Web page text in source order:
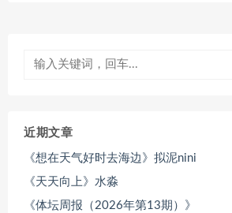
近期文章
《想在天气好时去海边》拟泥nini
《天天向上》水淼
《体坛周报（2026年第13期）》